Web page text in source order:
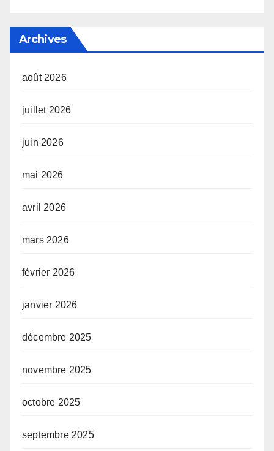
Archives
août 2026
juillet 2026
juin 2026
mai 2026
avril 2026
mars 2026
février 2026
janvier 2026
décembre 2025
novembre 2025
octobre 2025
septembre 2025